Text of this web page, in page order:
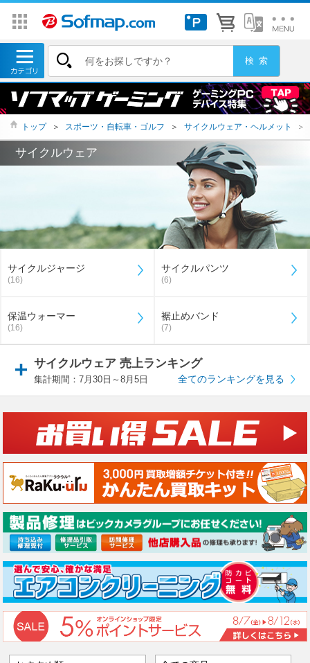
トップ ＞ スポーツ・自転車・ゴルフ ＞ サイクルウェア・ヘルメット ＞
サイクルウェア
サイクルジャージ
(16)
サイクルパンツ
(6)
保温ウォーマー
(16)
裾止めバンド
(7)
サイクルウェア 売上ランキング
集計期間：7月30日～8月5日 全てのランキングを見る